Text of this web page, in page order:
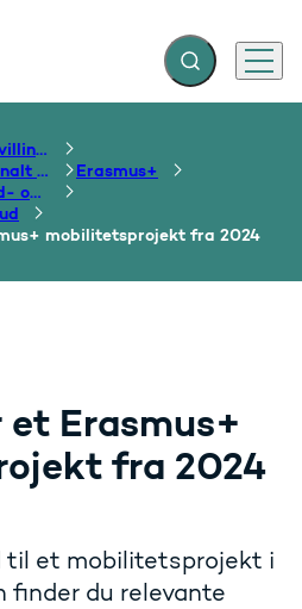
Fold søgefelt ud
Menu
Tilskud, puljer og bevillinger
Tilskud til internationalt samarbejde om uddannelse
Erasmus+
Erhvervsrettet grund- og efteruddannelse
mobilitetsprojekt fra 2024
Erasmus+
fra 2024
til et mobilitetsprojekt i
finder du relevante